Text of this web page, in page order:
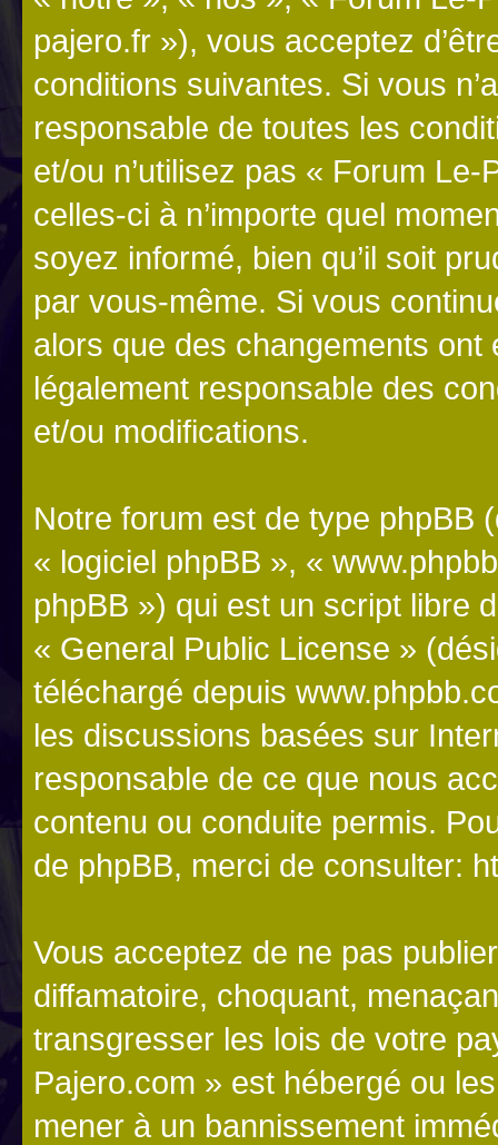
pajero.fr »), vous acceptez
conditions suivantes. Si vous
responsable de toutes les
et/ou n’utilisez pas « Forum
celles-ci à n’importe quel
soyez informé, bien qu’il soit
par vous-même. Si vous
alors que des changements ont
légalement responsable des
et/ou modifications.
Notre forum est de type phpBB
« logiciel phpBB », «
phpBB ») qui est un script libre
« General Public License »
téléchargé depuis
les discussions basées sur
responsable de ce que nous
contenu ou conduite permis.
de phpBB, merci de consulter:
Vous acceptez de ne pas
diffamatoire, choquant,
transgresser les lois de votre
Pajero.com » est hébergé ou
mener à un bannissement